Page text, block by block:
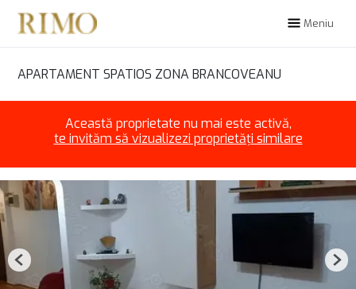
Meniu
APARTAMENT SPATIOS ZONA BRANCOVEANU
Această proprietate nu mai este activă,
te invităm să vizualizezi proprietăți similare
Previous